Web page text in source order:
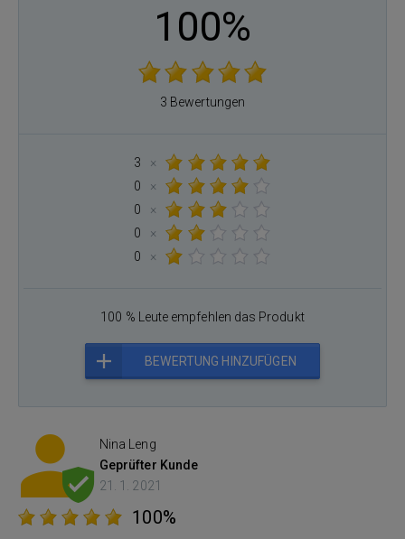
100%
3 Bewertungen
3
×
0
×
0
×
0
×
0
×
100 % Leute empfehlen das Produkt
BEWERTUNG HINZUFÜGEN
Nina Leng
Geprüfter Kunde
21. 1. 2021
100%